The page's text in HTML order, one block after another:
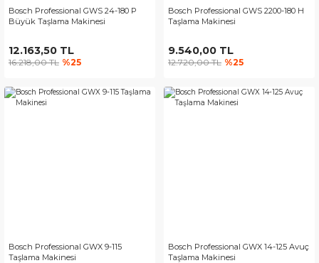
Bosch Professional GWS 24-180 P
Büyük Taşlama Makinesi
12.163,50 TL
16.218,00 TL %25
Bosch Professional GWS 2200-180 H
Taşlama Makinesi
9.540,00 TL
12.720,00 TL %25
Bosch Professional GWX 9-115
Taşlama Makinesi
Bosch Professional GWX 14-125 Avuç
Taşlama Makinesi